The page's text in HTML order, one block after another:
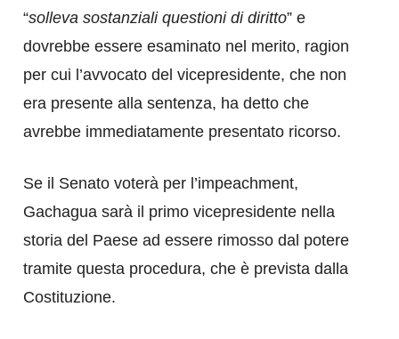
“solleva sostanziali questioni di diritto” e
dovrebbe essere esaminato nel merito, ragion
per cui l’avvocato del vicepresidente, che non
era presente alla sentenza, ha detto che
avrebbe immediatamente presentato ricorso.
Se il Senato voterà per l’impeachment,
Gachagua sarà il primo vicepresidente nella
storia del Paese ad essere rimosso dal potere
tramite questa procedura, che è prevista dalla
Costituzione.